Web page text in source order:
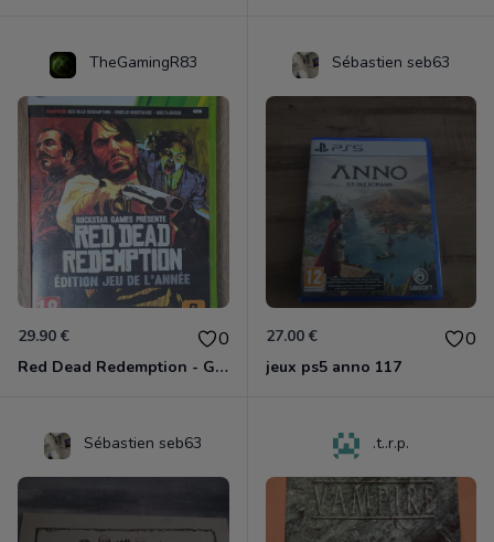
TheGamingR83
29.90 € 0
Red Dead Redemption - Game Of The Year Xbox 360
Sébastien seb63
27.00 € 0
jeux ps5 anno 117
Sébastien seb63 .t..r.p.